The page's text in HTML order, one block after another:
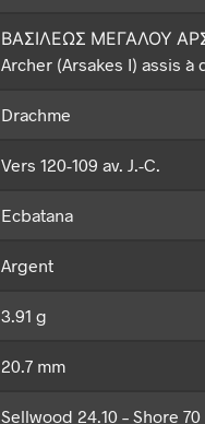
ΒΑΣΙΛΕΩΣ ΜΕΓΑΛΟΥ
Archer (Arsakes I) assis à
Drachme
Vers 120-109 av. J.-C.
Ecbatana
Argent
3.91 g
20.7 mm
Sellwood 24.10 – Shore 70